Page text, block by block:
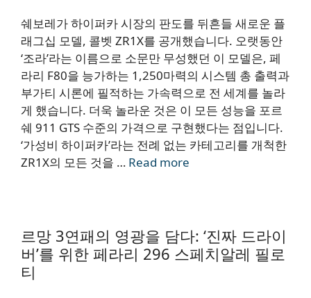
쉐보레가 하이퍼카 시장의 판도를 뒤흔들 새로운 플
래그십 모델, 콜벳 ZR1X를 공개했습니다. 오랫동안
‘조라’라는 이름으로 소문만 무성했던 이 모델은, 페
라리 F80을 능가하는 1,250마력의 시스템 총 출력과
부가티 시론에 필적하는 가속력으로 전 세계를 놀라
게 했습니다. 더욱 놀라운 것은 이 모든 성능을 포르
쉐 911 GTS 수준의 가격으로 구현했다는 점입니다.
‘가성비 하이퍼카’라는 전례 없는 카테고리를 개척한
ZR1X의 모든 것을 … Read more
르망 3연패의 영광을 담다: ‘진짜 드라이
버’를 위한 페라리 296 스페치알레 필로
티